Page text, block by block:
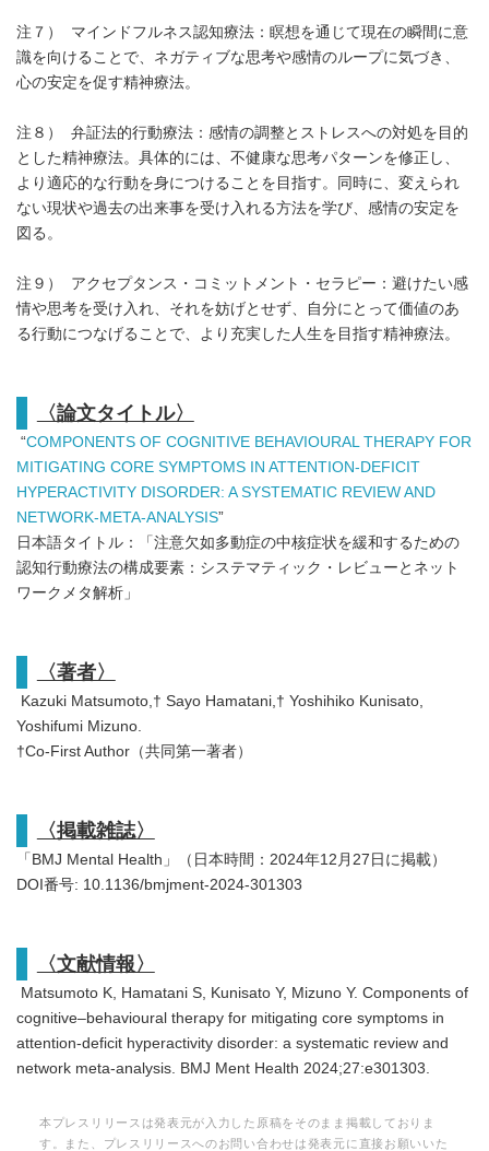
注７） マインドフルネス認知療法：瞑想を通じて現在の瞬間に意
識を向けることで、ネガティブな思考や感情のループに気づき、
心の安定を促す精神療法。
注８） 弁証法的行動療法：感情の調整とストレスへの対処を目的
とした精神療法。具体的には、不健康な思考パターンを修正し、
より適応的な行動を身につけることを目指す。同時に、変えられ
ない現状や過去の出来事を受け入れる方法を学び、感情の安定を
図る。
注９） アクセプタンス・コミットメント・セラピー：避けたい感
情や思考を受け入れ、それを妨げとせず、自分にとって価値のあ
る行動につなげることで、より充実した人生を目指す精神療法。
〈論文タイトル〉
“COMPONENTS OF COGNITIVE BEHAVIOURAL THERAPY FOR
MITIGATING CORE SYMPTOMS IN ATTENTION-DEFICIT
HYPERACTIVITY DISORDER: A SYSTEMATIC REVIEW AND
NETWORK-META-ANALYSIS”
日本語タイトル：「注意欠如多動症の中核症状を緩和するための
認知行動療法の構成要素：システマティック・レビューとネット
ワークメタ解析」
〈著者〉
Kazuki Matsumoto,† Sayo Hamatani,† Yoshihiko Kunisato,
Yoshifumi Mizuno.
†Co-First Author（共同第一著者）
〈掲載雑誌〉
「BMJ Mental Health」（⽇本時間：2024年12⽉27⽇に掲載）
DOI番号: 10.1136/bmjment-2024-301303
〈文献情報〉
Matsumoto K, Hamatani S, Kunisato Y, Mizuno Y. Components of
cognitive–behavioural therapy for mitigating core symptoms in
attention-deficit hyperactivity disorder: a systematic review and
network meta-analysis. BMJ Ment Health 2024;27:e301303.
本プレスリリースは発表元が入力した原稿をそのまま掲載しておりま
す。また、プレスリリースへのお問い合わせは発表元に直接お願いいた